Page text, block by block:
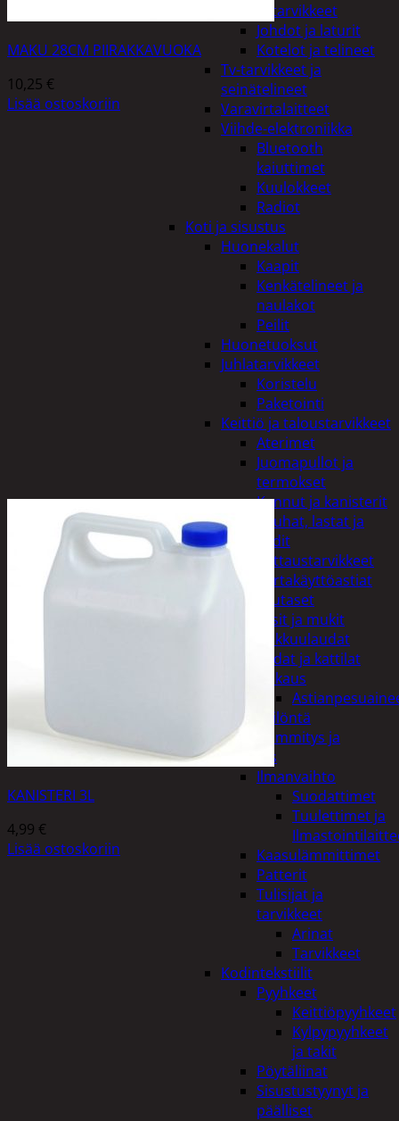
Puhelintarvikkeet
Johdot ja laturit
Kotelot ja telineet
Tv-tarvikkeet ja
seinätelineet
Varavirtalaitteet
Viihde-elektroniikka
Bluetooth
kaiuttimet
Kuulokkeet
Radiot
Koti ja sisustus
Huonekalut
Kaapit
Kenkätelineet ja
naulakot
Peilit
Huonetuoksut
Juhlatarvikkeet
Koristelu
Paketointi
Keittiö ja taloustarvikkeet
Aterimet
Juomapullot ja
termokset
Kannut ja kanisterit
Kauhat, lastat ja
sudit
Kattaustarvikkeet
Kertakäyttöastiat
Lautaset
Lasit ja mukit
Leikkuulaudat
Padat ja kattilat
Tiskaus
Säilöntä
Kodin lämmitys ja
tuuletus
Ilmanvaihto
Suodattimet
Tuulettimet ja
Kaasulämmittimet
Patterit
Tulisijat ja
tarvikkeet
Arinat
Tarvikkeet
Kodintekstiilit
Pyyhkeet
Keittiöpyyhkeet
Kylpypyyhkeet
ja takit
Pöytäliinat
Sisustustyynyt ja
päälliset
MAKU 28CM PIIRAKKAVUOKA
10,25 €
Lisää ostoskoriin
KANISTERI 3L
4,99 €
Lisää ostoskoriin